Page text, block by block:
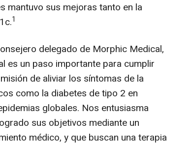
mantuvo sus mejoras tanto en la
1
delegado de Morphic Medical,
es un paso importante para cumplir
de aliviar los síntomas de la
como la diabetes de tipo 2 en
globales. Nos entusiasma
sus objetivos mediante un
médico, y que buscan una terapia